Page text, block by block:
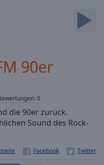
90er
:0
die 90er zurück.
Sound des Rock-